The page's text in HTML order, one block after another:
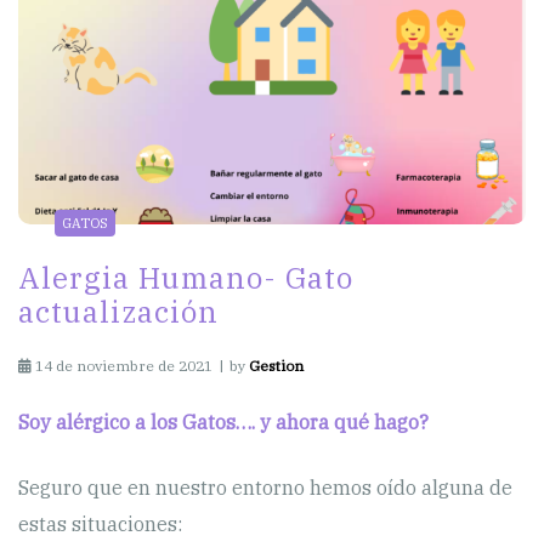
GATOS
Alergia Humano- Gato
actualización
14 de noviembre de 2021 by Gestion
Soy alérgico a los Gatos…. y ahora qué hago?
Seguro que en nuestro entorno hemos oído alguna de
estas situaciones: